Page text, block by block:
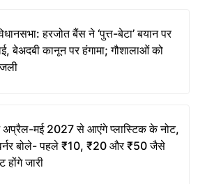
हरजोत बैंस ने ‘पुत्त-बेटा’ बयान पर
बेअदबी कानून पर हंगामा; गौशालाओं को
अप्रैल-मई 2027 से आएंगे प्लास्टिक के नोट,
बोले- पहले ₹10, ₹20 और ₹50 जैसे
होंगे जारी